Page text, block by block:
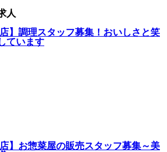
人
】調理スタッフ募集！おいしさと笑
ています
】お惣菜屋の販売スタッフ募集～美